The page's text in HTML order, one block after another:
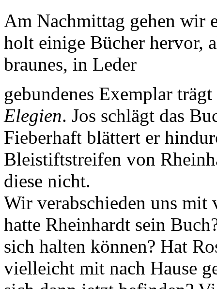
Am Nachmittag gehen wir
holt einige Bücher hervor,
braunes, in Leder
gebundenes Exemplar
Elegien. Jos schlägt das
Fieberhaft blättert er
Bleistiftstreifen von
diese nicht.
Wir verabschieden uns
hatte Rheinhardt sein
sich halten können? Hat
vielleicht mit nach Hause